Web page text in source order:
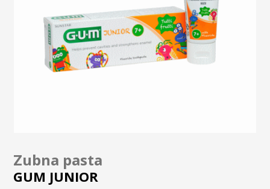
Zubna pasta
GUM JUNIOR